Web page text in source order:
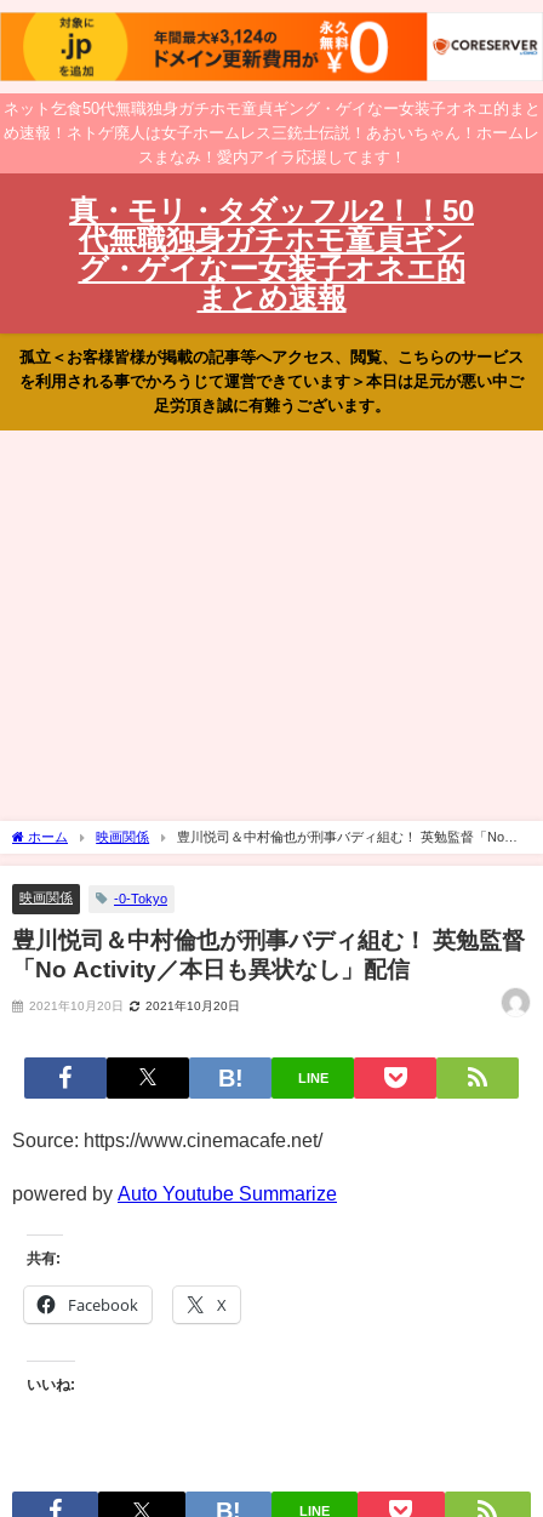
ネット乞食50代無職独身ガチホモ童貞ギング・ゲイなー女装子オネエ的まと
め速報！ネトゲ廃人は女子ホームレス三銃士伝説！あおいちゃん！ホームレ
スまなみ！愛内アイラ応援してます！
真・モリ・タダッフル2！！50
代無職独身ガチホモ童貞ギン
グ・ゲイなー女装子オネエ的
まとめ速報
孤立＜お客様皆様が掲載の記事等へアクセス、閲覧、こちらのサービス
を利用される事でかろうじて運営できています＞本日は足元が悪い中ご
足労頂き誠に有難うございます。
ホーム 映画関係
豊川悦司＆中村倫也が刑事バディ組む！ 英勉監督「No
Activity／本日も異状なし」配信
映画関係 -0-Tokyo
豊川悦司＆中村倫也が刑事バディ組む！ 英勉監督
「No Activity／本日も異状なし」配信
2021年10月20日 2021年10月20日
LINE
Source: https://www.cinemacafe.net/
powered by Auto Youtube Summarize
共有:
Facebook X
いいね:
LINE